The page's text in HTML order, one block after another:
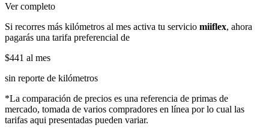
Ver completo
Si recorres más kilómetros al mes activa tu servicio miiflex, ahora
pagarás una tarifa preferencial de
$441 al mes
sin reporte de kilómetros
*La comparación de precios es una referencia de primas de
mercado, tomada de varios compradores en línea por lo cual las
tarifas aqui presentadas pueden variar.